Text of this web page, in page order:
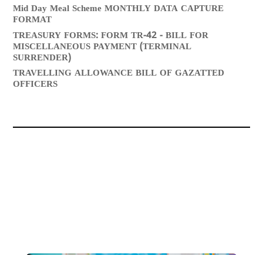
Mid Day Meal Scheme MONTHLY DATA CAPTURE
FORMAT
TREASURY FORMS: FORM TR-42 - BILL FOR
MISCELLANEOUS PAYMENT (TERMINAL
SURRENDER)
TRAVELLING ALLOWANCE BILL OF GAZATTED
OFFICERS